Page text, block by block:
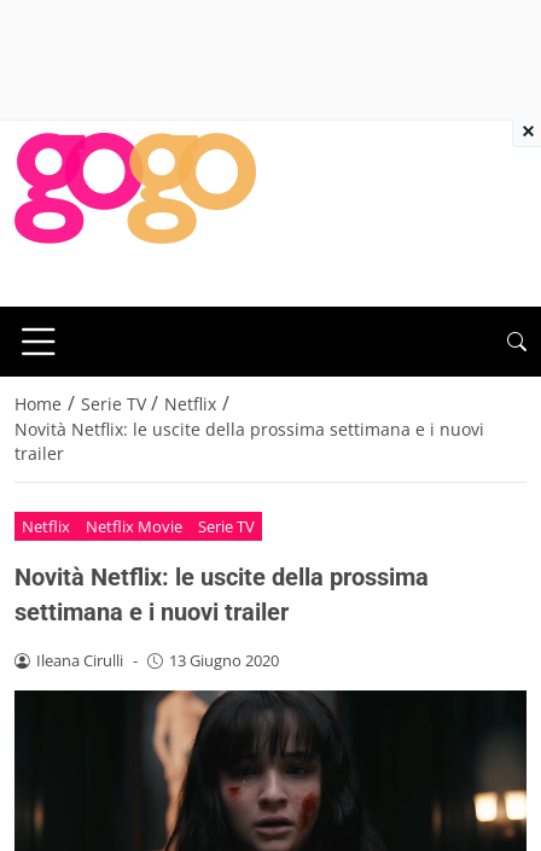
Home / Serie TV / Netflix /
Novità Netflix: le uscite della prossima settimana e i nuovi
trailer
Netflix Netflix Movie Serie TV
Novità Netflix: le uscite della prossima
settimana e i nuovi trailer
Ileana Cirulli - 13 Giugno 2020
×